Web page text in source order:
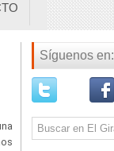
Síguenos en: